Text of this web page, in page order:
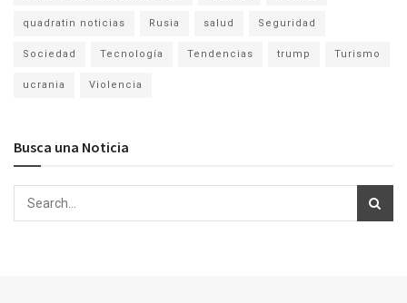
quadratin noticias Rusia salud Seguridad
Sociedad Tecnología Tendencias trump Turismo
ucrania Violencia
Busca una Noticia